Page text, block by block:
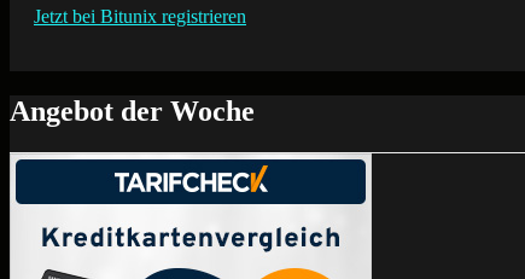
Jetzt bei Bitunix registrieren
Angebot der Woche